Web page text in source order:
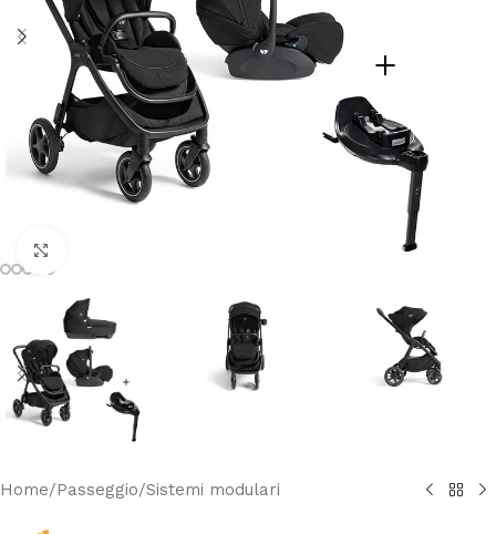
Home/Passeggio/Sistemi modulari